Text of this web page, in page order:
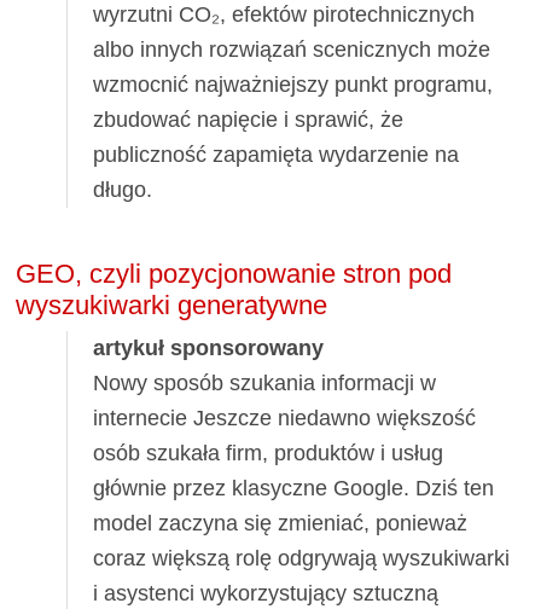
wyrzutni CO₂, efektów pirotechnicznych
albo innych rozwiązań scenicznych może
wzmocnić najważniejszy punkt programu,
zbudować napięcie i sprawić, że
publiczność zapamięta wydarzenie na
długo.
GEO, czyli pozycjonowanie stron pod
wyszukiwarki generatywne
artykuł sponsorowany
Nowy sposób szukania informacji w
internecie Jeszcze niedawno większość
osób szukała firm, produktów i usług
głównie przez klasyczne Google. Dziś ten
model zaczyna się zmieniać, ponieważ
coraz większą rolę odgrywają wyszukiwarki
i asystenci wykorzystujący sztuczną